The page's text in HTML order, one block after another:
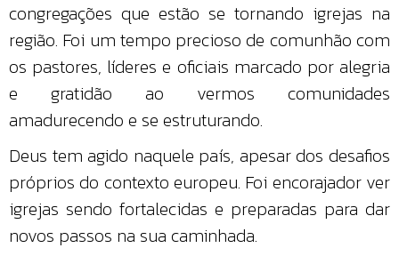
congregações que estão se tornando igrejas na
região. Foi um tempo precioso de comunhão com
os pastores, líderes e oficiais marcado por alegria
e gratidão ao vermos comunidades
amadurecendo e se estruturando.
Deus tem agido naquele país, apesar dos desafios
próprios do contexto europeu. Foi encorajador ver
igrejas sendo fortalecidas e preparadas para dar
novos passos na sua caminhada.